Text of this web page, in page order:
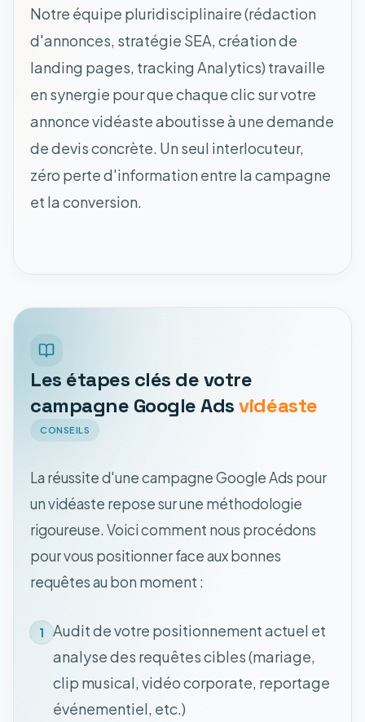
Notre équipe pluridisciplinaire (rédaction
d'annonces, stratégie SEA, création de
landing pages, tracking Analytics) travaille
en synergie pour que chaque clic sur votre
annonce vidéaste aboutisse à une demande
de devis concrète. Un seul interlocuteur,
zéro perte d'information entre la campagne
et la conversion.
Les étapes clés de votre
campagne Google Ads vidéaste
CONSEILS
La réussite d'une campagne Google Ads pour
un vidéaste repose sur une méthodologie
rigoureuse. Voici comment nous procédons
pour vous positionner face aux bonnes
requêtes au bon moment :
1
Audit de votre positionnement actuel et
analyse des requêtes cibles (mariage,
clip musical, vidéo corporate, reportage
événementiel, etc.)